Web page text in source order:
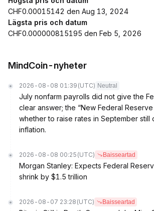
CHF0.00015142 den Aug 13, 2024
Lägsta pris och datum
CHF0.000000815195 den Feb 5, 2026
MindCoin-nyheter
2026-08-08 01:39 (UTC) Neutral
July nonfarm payrolls did not give the
clear answer; the “New Federal
whether to raise rates in September still
inflation.
2026-08-08 00:25 (UTC) Baisseartad
Morgan Stanley: Expects Federal
shrink by $1.5 trillion
2026-08-07 23:28 (UTC) Baisseartad